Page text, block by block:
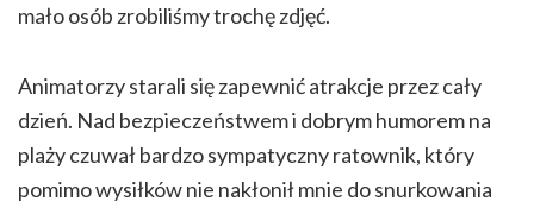
mało osób zrobiliśmy trochę zdjęć.
Animatorzy starali się zapewnić atrakcje przez cały
dzień. Nad bezpieczeństwem i dobrym humorem na
plaży czuwał bardzo sympatyczny ratownik, który
pomimo wysiłków nie nakłonił mnie do snurkowania